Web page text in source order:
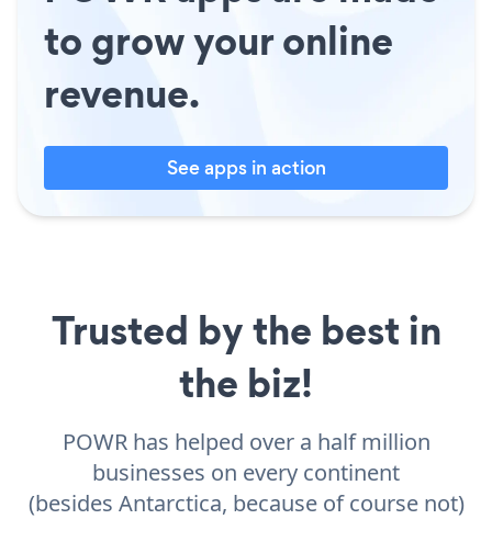
to grow your online
revenue.
See apps in action
Trusted by the best in
the biz!
POWR has helped over a half million
businesses on every continent
(besides Antarctica, because of course not)